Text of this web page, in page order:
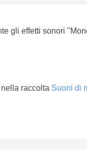
gli effetti sonori
raccolta Suoni di